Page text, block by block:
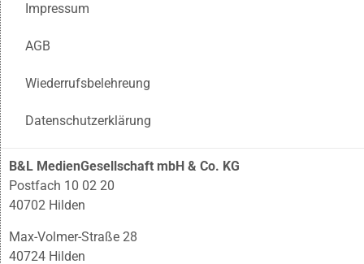
Impressum
AGB
Wiederrufsbelehreung
Datenschutzerklärung
B&L MedienGesellschaft mbH & Co. KG
Postfach 10 02 20
40702 Hilden
Max-Volmer-Straße 28
40724 Hilden